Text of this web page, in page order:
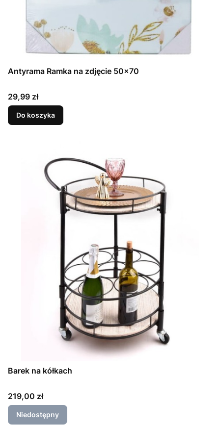
Antyrama Ramka na zdjęcie 50x70
Cena
29,99 zł
Do koszyka
Barek na kółkach
Cena
219,00 zł
Niedostępny